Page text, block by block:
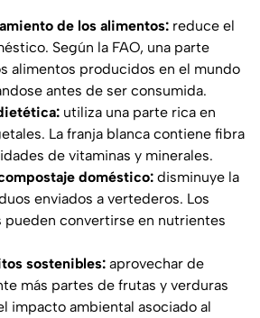
de los alimentos: reduce el
Según la FAO, una parte
alimentos producidos en el mundo
antes de ser consumida.
utiliza una parte rica en
La franja blanca contiene fibra
de vitaminas y minerales.
doméstico: disminuye la
enviados a vertederos. Los
pueden convertirse en nutrientes
sostenibles: aprovechar de
más partes de frutas y verduras
impacto ambiental asociado al